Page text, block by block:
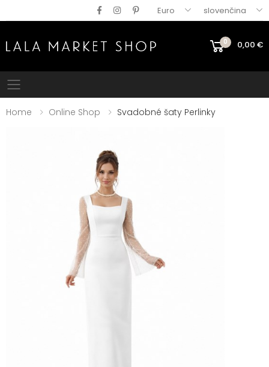
Euro slovenčina
0 0,00 €
Mobile menu
Home Online Shop Svadobné šaty Perlinky